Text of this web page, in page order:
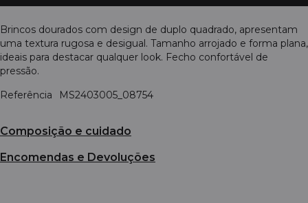
Brincos dourados com design de duplo quadrado, apresentam
uma textura rugosa e desigual. Tamanho arrojado e forma plana,
ideais para destacar qualquer look. Fecho confortável de
pressão.
Referência
MS2403005_08754
Composição e cuidado
Encomendas e Devoluções